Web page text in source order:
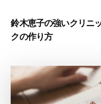
main
footer
menu
鈴木恵子の強いクリニ
クの作り方
リ
ニ
ッ